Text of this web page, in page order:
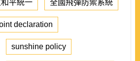
和平統一 全國飛彈防禦系統
declaration
sunshine policy